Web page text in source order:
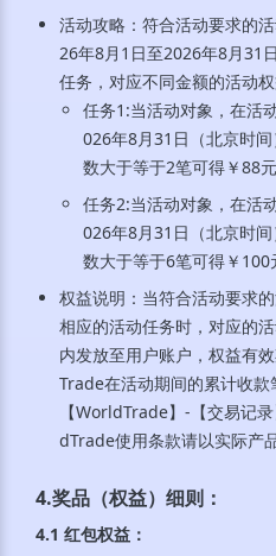
活动攻略：符合活动要求的
26年8月1日至2026年8月31
任务，对应不同金额的活动权
任务1:当活动对象，在活
026年8月31日（北京时
数大于等于2笔可得￥88元
任务2:当活动对象，在活
026年8月31日（北京时
数大于等于6笔可得￥100
权益说明：当符合活动要求
相应的活动任务时，对应的
内发放至用户账户，权益有
Trade在活动期间的累计收
【WorldTrade】-【交易记
dTrade使用条款请以实际产
4.奖品（权益）细则 ：
4.1 红包权益 ：